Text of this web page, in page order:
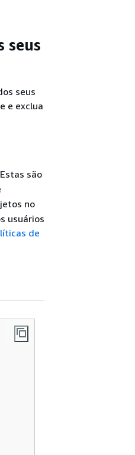
seus
seus
e exclua
são
no
usuários
de